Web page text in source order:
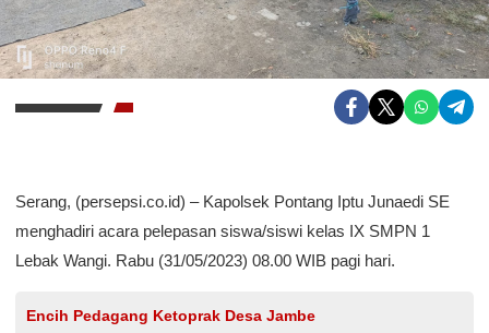
Serang, (persepsi.co.id) – Kapolsek Pontang Iptu Junaedi SE
menghadiri acara pelepasan siswa/siswi kelas IX SMPN 1
Lebak Wangi. Rabu (31/05/2023) 08.00 WIB pagi hari.
Encih Pedagang Ketoprak Desa Jambe